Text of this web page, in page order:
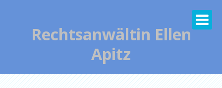
Rechtsanwältin Ellen
Apitz